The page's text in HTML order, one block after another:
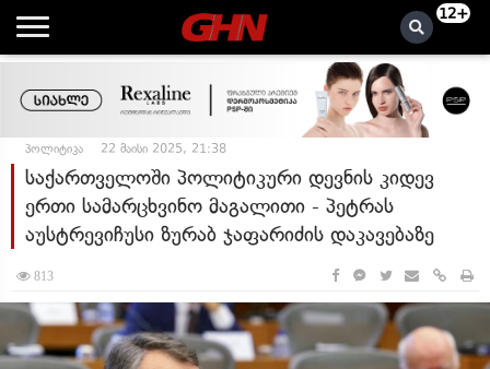
12+
პოლიტიკა 22 მაისი 2025, 21:38
საქართველოში პოლიტიკური დევნის კიდევ
ერთი სამარცხვინო მაგალითი - პეტრას
აუსტრევიჩუსი ზურაბ ჯაფარიძის დაკავებაზე
813